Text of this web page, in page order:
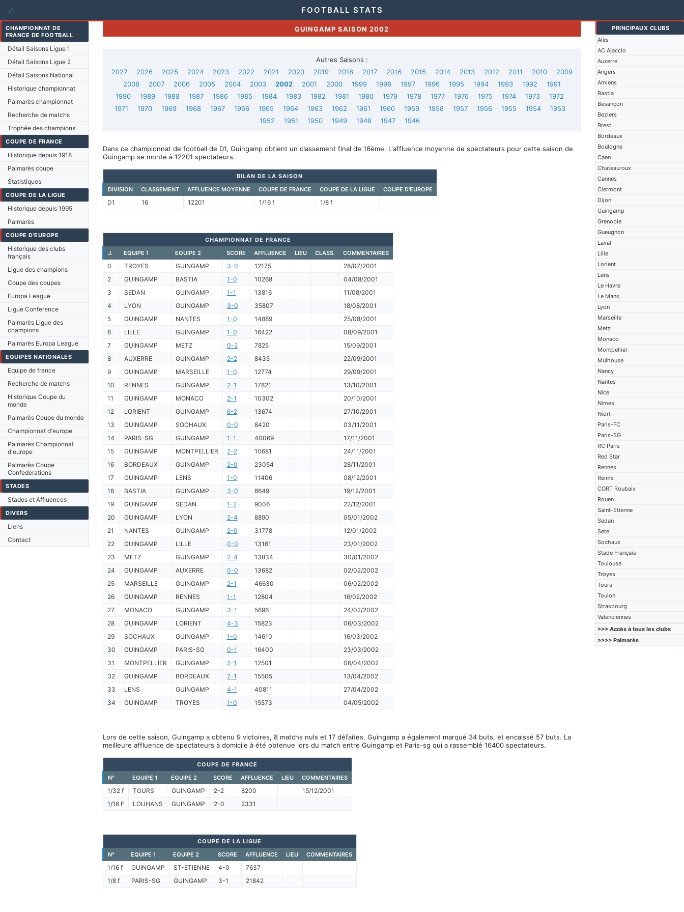
⌂ FOOTBALL STATS
CHAMPIONNAT DE
FRANCE DE FOOTBALL
Détail Saisons Ligue 1
Détail Saisons Ligue 2
Détail Saisons National
Historique championnat
Palmarès championnat
Recherche de matchs
Trophée des champions
COUPE DE FRANCE
Historique depuis 1918
Palmarès coupe
Statistiques
COUPE DE LA LIGUE
Historique depuis 1995
Palmarès
COUPE D'EUROPE
Historique des clubs
français
Ligue des champions
Coupe des coupes
Europa League
Ligue Conference
Palmarès Ligue des
champions
Palmarès Europa League
EQUIPES NATIONALES
Equipe de france
Recherche de matchs
Historique Coupe du
monde
Palmarès Coupe du monde
Championnat d'europe
Palmarès Championnat
d'europe
Palmarès Coupe
Confederations
STADES
Stades et Affluences
DIVERS
Liens
Contact
PRINCIPAUX CLUBS
Alès
AC Ajaccio
Auxerre
Angers
Amiens
Bastia
Besançon
Beziers
Brest
Bordeaux
Boulogne
Caen
Chateauroux
Cannes
Clermont
Dijon
Guingamp
Grenoble
Gueugnon
Laval
Lille
Lorient
Lens
Le Havre
Le Mans
Lyon
Marseille
Metz
Monaco
Montpellier
Mulhouse
Nancy
Nantes
Nice
Nimes
Niort
Paris-FC
Paris-SG
RC Paris
Red Star
Rennes
Reims
CORT Roubaix
Rouen
Saint-Etienne
Sedan
Sete
Sochaux
Stade Français
Toulouse
Troyes
Tours
Toulon
Strasbourg
Valenciennes
>>> Accès à tous les clubs
>>>> Palmarès
GUINGAMP SAISON 2002
Autres Saisons :
2027
2026 2025 2024 2023 2022 2021 2020 2019 2018 2017 2016 2015 2014 2013 2012 2011 2010
2009
2008
2007 2006 2005 2004 2003 2002 2001 2000 1999 1998 1997 1996 1995 1994 1993 1992
1991
1990
1989 1988 1987 1986 1985 1984 1983 1982 1981 1980 1979 1978 1977 1976 1975 1974 1973
1972
1971
1970 1969 1968 1967 1966 1965 1964 1963 1962 1961 1960 1959 1958 1957 1956 1955 1954
1953
1952
1951 1950 1949 1948 1947 1946
Dans ce championnat de football de D1, Guingamp obtient un classement final de 16ème. L'affluence moyenne de spectateurs pour cette saison de
Guingamp se monte à 12201 spectateurs.
BILAN DE LA SAISON
DIVISION
CLASSEMENT AFFLUENCE MOYENNE COUPE DE FRANCE COUPE DE LA LIGUE COUPE D'EUROPE
D1 16 12201 1/16 f 1/8 f
CHAMPIONNAT DE FRANCE
J.
EQUIPE 1 EQUIPE 2 SCORE AFFLUENCE LIEU CLASS. COMMENTAIRES
0 TROYES GUINGAMP 3-0 12175
28/07/2001
2
GUINGAMP BASTIA 1-0 10268
04/08/2001
3
SEDAN GUINGAMP 1-1 13816
11/08/2001
4
LYON GUINGAMP 3-0 35807
18/08/2001
5
GUINGAMP NANTES 1-0 14889
25/08/2001
6
LILLE GUINGAMP 1-0 16422
08/09/2001
7
GUINGAMP METZ 0-2 7825
15/09/2001
8
AUXERRE GUINGAMP 2-2 8435
22/09/2001
9
GUINGAMP MARSEILLE 1-0 12774
29/09/2001
10
RENNES GUINGAMP 2-1 17821
13/10/2001
11
GUINGAMP MONACO 2-1 10302
20/10/2001
12
LORIENT GUINGAMP 6-2 13674
27/10/2001
13
GUINGAMP SOCHAUX 0-0 8420
03/11/2001
14
PARIS-SG GUINGAMP 1-1 40069
17/11/2001
15
GUINGAMP MONTPELLIER 2-2 10681
24/11/2001
16
BORDEAUX GUINGAMP 2-0 23054
28/11/2001
17
GUINGAMP LENS 1-0 11406
08/12/2001
18
BASTIA GUINGAMP 3-0 6649
19/12/2001
19
GUINGAMP SEDAN 1-2 9006
22/12/2001
20
GUINGAMP LYON 2-4 8890
05/01/2002
21
NANTES GUINGAMP 2-0 31778
12/01/2002
22
GUINGAMP LILLE 0-0 13161
23/01/2002
23
METZ GUINGAMP 2-4 13834
30/01/2002
24
GUINGAMP AUXERRE 0-0 13682
02/02/2002
25
MARSEILLE GUINGAMP 2-1 46630
06/02/2002
26
GUINGAMP RENNES 1-1 12804
16/02/2002
27
MONACO GUINGAMP 3-1 5696
24/02/2002
28
GUINGAMP LORIENT 4-3 15823
06/03/2002
29
SOCHAUX GUINGAMP 1-0 14610
16/03/2002
30
GUINGAMP PARIS-SG 0-1 16400
23/03/2002
31
MONTPELLIER GUINGAMP 2-1 12501
06/04/2002
32
GUINGAMP BORDEAUX 2-1 15505
13/04/2002
33
LENS GUINGAMP 4-1 40811
27/04/2002
34
GUINGAMP TROYES 1-0 15573 04/05/2002
Lors de cette saison, Guingamp a obtenu 9 victoires, 8 matchs nuls et 17 défaites. Guingamp a également marqué 34 buts, et encaissé 57 buts. La
meilleure affluence de spectateurs à domicile à été obtenue lors du match entre Guingamp et Paris-sg qui a rassemblé 16400 spectateurs.
COUPE DE FRANCE
N°
EQUIPE 1 EQUIPE 2 SCORE AFFLUENCE LIEU COMMENTAIRES
1/32 f TOURS GUINGAMP 2-2 8200
15/12/2001
1/16 F
LOUHANS GUINGAMP 2-0 2331
COUPE DE LA LIGUE
N°
EQUIPE 1 EQUIPE 2 SCORE AFFLUENCE LIEU COMMENTAIRES
1/16 f GUINGAMP ST-ETIENNE 4-0
7637
1/8 f
PARIS-SG GUINGAMP 3-1 21842